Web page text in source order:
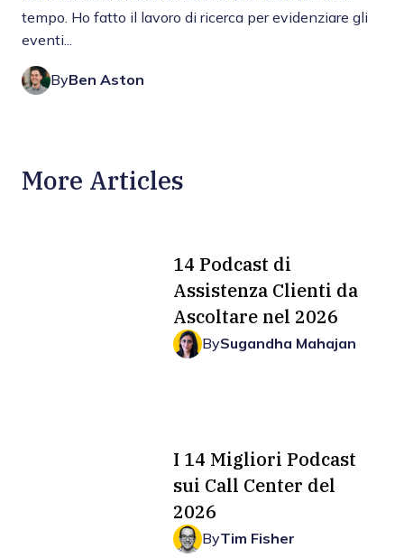
tempo. Ho fatto il lavoro di ricerca per evidenziare gli
eventi...
ByBen Aston
More Articles
14 Podcast di
Assistenza Clienti da
Ascoltare nel 2026
BySugandha Mahajan
I 14 Migliori Podcast
sui Call Center del
2026
ByTim Fisher